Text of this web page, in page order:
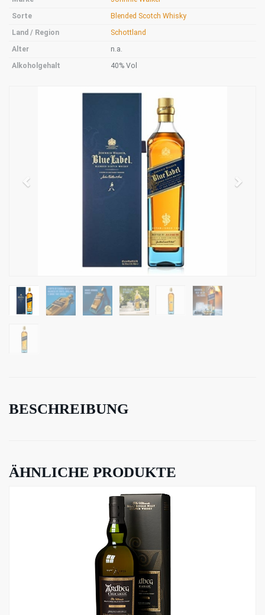
Sorte
Blended Scotch Whisky
Land / Region
Schottland
Alter
n.a.
Alkoholgehalt
40% Vol
BESCHREIBUNG
ÄHNLICHE PRODUKTE